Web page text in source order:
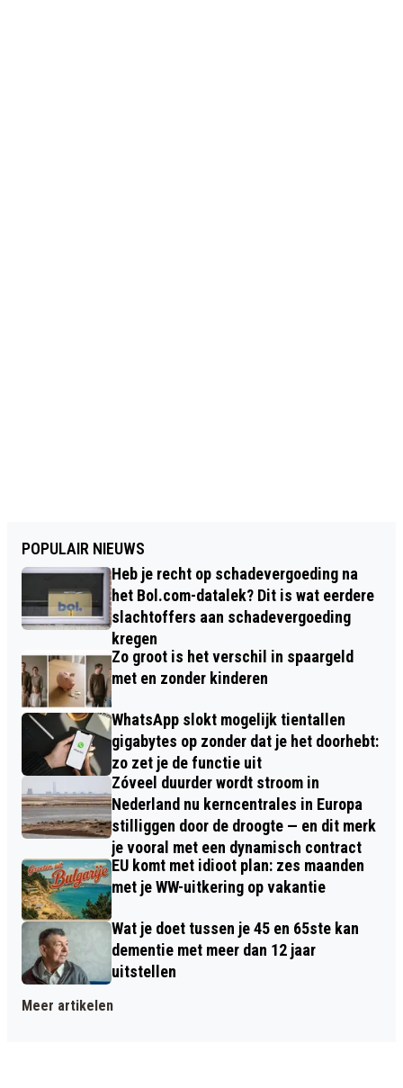
POPULAIR NIEUWS
Heb je recht op schadevergoeding na
het Bol.com-datalek? Dit is wat eerdere
slachtoffers aan schadevergoeding
kregen
Zo groot is het verschil in spaargeld
met en zonder kinderen
WhatsApp slokt mogelijk tientallen
gigabytes op zonder dat je het doorhebt:
zo zet je de functie uit
Zóveel duurder wordt stroom in
Nederland nu kerncentrales in Europa
stilliggen door de droogte — en dit merk
je vooral met een dynamisch contract
EU komt met idioot plan: zes maanden
met je WW-uitkering op vakantie
Wat je doet tussen je 45 en 65ste kan
dementie met meer dan 12 jaar
uitstellen
Meer artikelen